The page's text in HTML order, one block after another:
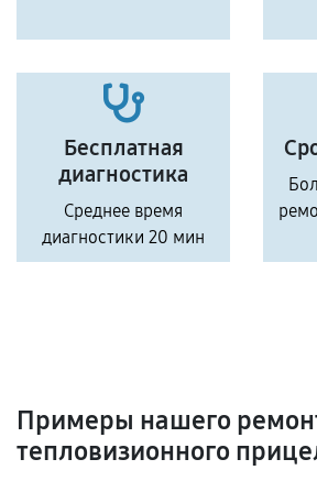
Бесплатная
диагностика
Среднее время
диагностики 20 мин
Примеры нашего
тепловизионного